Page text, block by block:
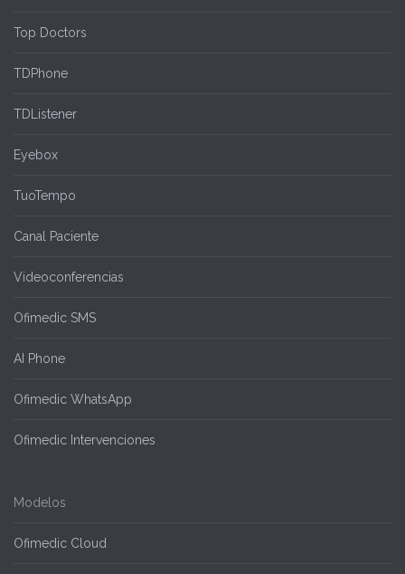
Top Doctors
TDPhone
TDListener
Eyebox
TuoTempo
Canal Paciente
Videoconferencias
Ofimedic SMS
AI Phone
Ofimedic WhatsApp
Ofimedic Intervenciones
Modelos
Ofimedic Cloud